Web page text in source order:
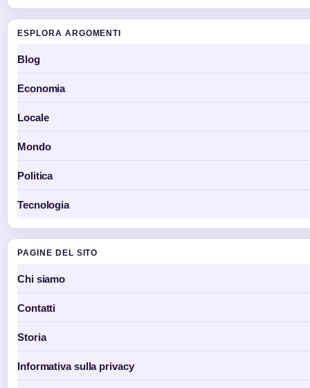
ESPLORA ARGOMENTI
Blog
Economia
Locale
Mondo
Politica
Tecnologia
PAGINE DEL SITO
Chi siamo
Contatti
Storia
Informativa sulla privacy